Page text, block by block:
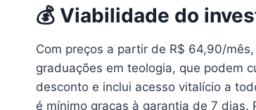
💰 Viabilidade do
Com preços a partir de R$ 64,90/
graduações em teologia, que podem
desconto e inclui acesso vitalício a
é mínimo graças à garantia de 7